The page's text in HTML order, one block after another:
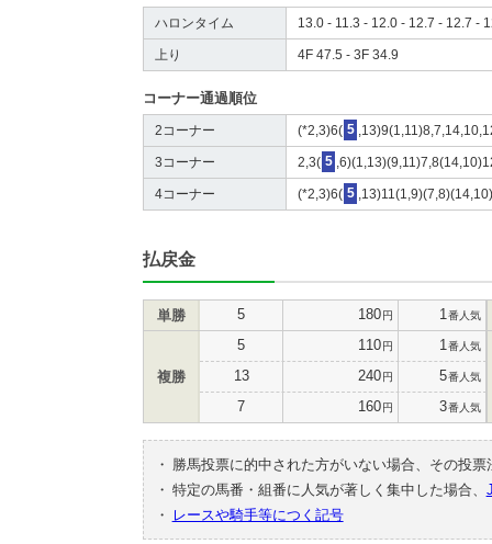
ハロンタイム 13.0 - 11.3 - 12.0 - 12.7 - 12.7 -
上り 4F 47.5 - 3F 34.9
コーナー通過順位
2コーナー (*2,3)6( 5
3コーナー 2,3( 5
4コーナー (*2,3)6( 5
払戻金
単勝 5 180円 1 番人気
複勝
5 110円 1 番人気
13 240円 5番人気
7 160円 3番人気
・
勝馬投票に的中された方がいない場合、その投
・ 特定の馬番・組番に人気が著しく集中した場合、
・
レースや騎手等につく記号